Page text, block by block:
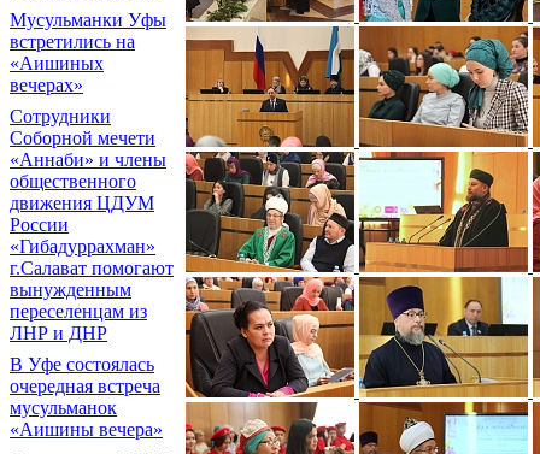
Мусульманки Уфы
встретились на
«Аишиных
вечерах»
Сотрудники
Соборной мечети
«Аннаби» и члены
общественного
движения ЦДУМ
России
«Гибадуррахман»
г.Салават помогают
вынужденным
переселенцам из
ЛНР и ДНР
В Уфе состоялась
очередная встреча
мусульманок
«Аишины вечера»